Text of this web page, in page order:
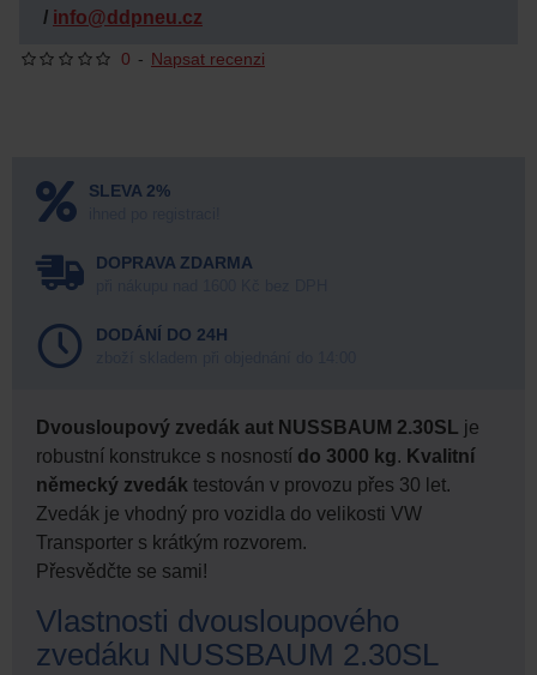
0 - Napsat recenzi
/ info@ddpneu.cz
SLEVA 2%
DOPRAVA ZDARMA
DODÁNÍ DO 24H
Dvousloupový zvedák aut NUSSBAUM 2.30SL je
robustní konstrukce s nosností do 3000 kg. Kvalitní
německý zvedák testován v provozu přes 30 let.
Zvedák je vhodný pro vozidla do velikosti VW
Transporter s krátkým rozvorem.
Přesvědčte se sami!
Vlastnosti dvousloupového
zvedáku NUSSBAUM 2.30SL